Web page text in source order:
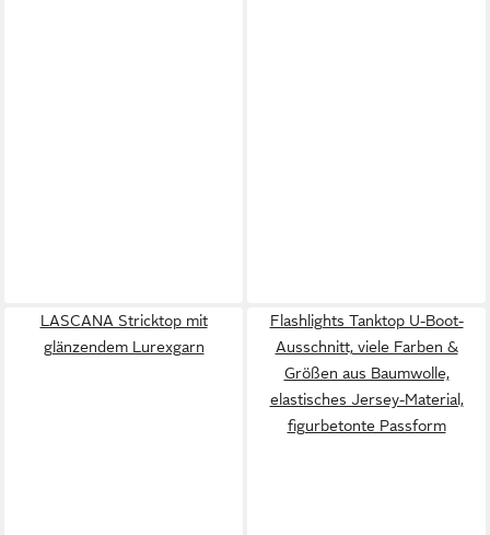
LASCANA Stricktop mit
glänzendem Lurexgarn
Flashlights Tanktop U-Boot-
Ausschnitt, viele Farben &
Größen aus Baumwolle,
elastisches Jersey-Material,
figurbetonte Passform